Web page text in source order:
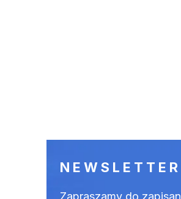
NEWSLETTER